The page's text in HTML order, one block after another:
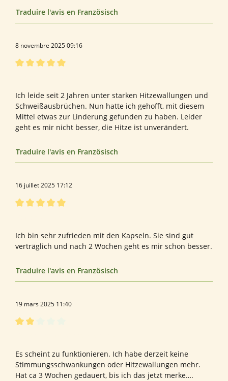
Traduire l'avis en Französisch
8 novembre 2025 09:16
Ich leide seit 2 Jahren unter starken Hitzewallungen und
Schweißausbrüchen. Nun hatte ich gehofft, mit diesem
Mittel etwas zur Linderung gefunden zu haben. Leider
geht es mir nicht besser, die Hitze ist unverändert.
Traduire l'avis en Französisch
16 juillet 2025 17:12
Ich bin sehr zufrieden mit den Kapseln. Sie sind gut
verträglich und nach 2 Wochen geht es mir schon besser.
Traduire l'avis en Französisch
19 mars 2025 11:40
Es scheint zu funktionieren. Ich habe derzeit keine
Stimmungsschwankungen oder Hitzewallungen mehr.
Hat ca 3 Wochen gedauert, bis ich das jetzt merke….